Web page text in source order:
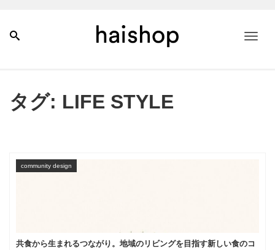
タグ: LIFE STYLE
community design
共食から生まれるつながり。地域のリビングを目指す新しい食のコ